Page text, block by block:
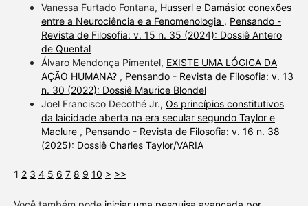
Vanessa Furtado Fontana, Husserl e Damásio: conexões
entre a Neurociência e a Fenomenologia , Pensando -
Revista de Filosofia: v. 15 n. 35 (2024): Dossiê Antero
de Quental
Álvaro Mendonça Pimentel, EXISTE UMA LÓGICA DA
AÇÃO HUMANA? , Pensando - Revista de Filosofia: v. 13
n. 30 (2022): Dossiê Maurice Blondel
Joel Francisco Decothé Jr., Os princípios constitutivos
da laicidade aberta na era secular segundo Taylor e
Maclure , Pensando - Revista de Filosofia: v. 16 n. 38
(2025): Dossiê Charles Taylor/VARIA
1 2 3 4 5 6 7 8 9 10 > >>